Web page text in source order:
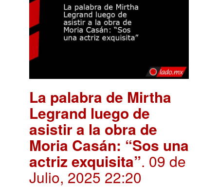
La palabra de Mirtha
Legrand luego de
asistir a la obra de
Moria Casán: “Sos una
actriz exquisita”. 09 de
Julio, 2025 22:20